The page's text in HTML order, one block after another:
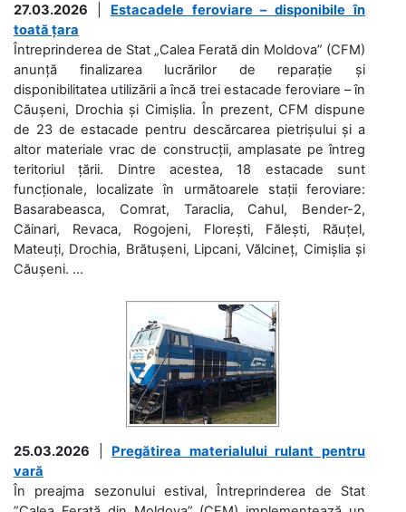
27.03.2026
Estacadele feroviare – disponibile în
toată țara
Întreprinderea de Stat „Calea Ferată din Moldova” (CFM)
anunță finalizarea lucrărilor de reparație și
disponibilitatea utilizării a încă trei estacade feroviare – în
Căușeni, Drochia și Cimișlia. În prezent, CFM dispune
de 23 de estacade pentru descărcarea pietrișului și a
altor materiale vrac de construcții, amplasate pe întreg
teritoriul țării. Dintre acestea, 18 estacade sunt
funcționale, localizate în următoarele stații feroviare:
Basarabeasca, Comrat, Taraclia, Cahul, Bender-2,
Căinari, Revaca, Rogojeni, Florești, Fălești, Răuțel,
Mateuți, Drochia, Brătușeni, Lipcani, Vălcineț, Cimișlia și
Căușeni. ...
25.03.2026
Pregătirea materialului rulant pentru
vară
În preajma sezonului estival, Întreprinderea de Stat